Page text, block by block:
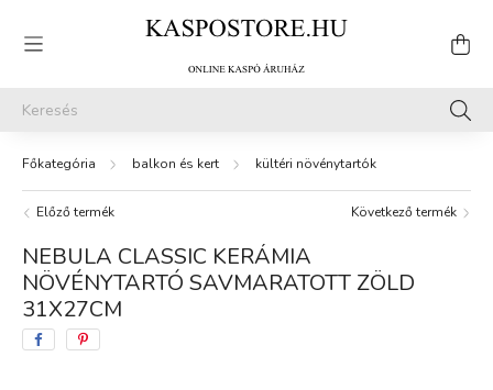
balkon és kert kültéri növénytartók
Előző termék Következő termék
NEBULA CLASSIC KERÁMIA
NÖVÉNYTARTÓ SAVMARATOTT ZÖLD
31X27CM